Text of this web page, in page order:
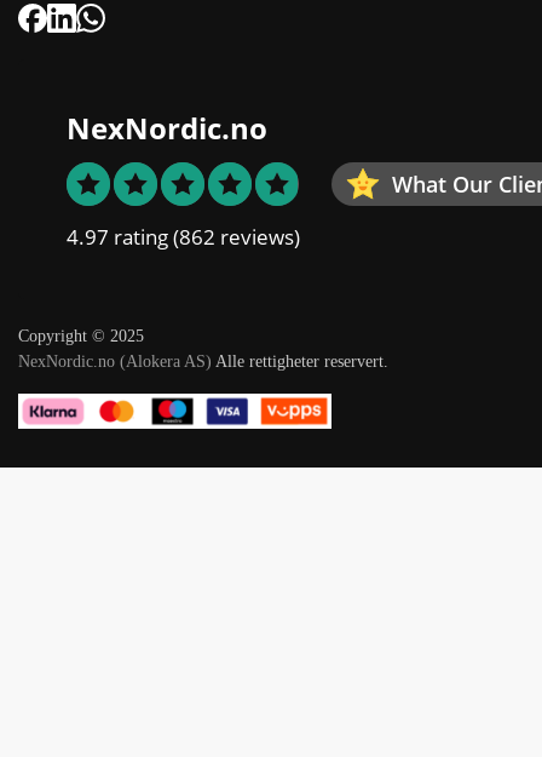
NexNordic.no
What Our
4.97 rating(862 reviews)
Copyright © 2025
NexNordic.no (Alokera AS) Alle rettigheter reservert.